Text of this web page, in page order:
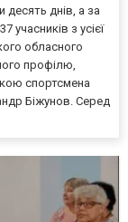
днів, а за
учасників з усієї
обласного
профілю,
спортсмена
Біжунов. Серед